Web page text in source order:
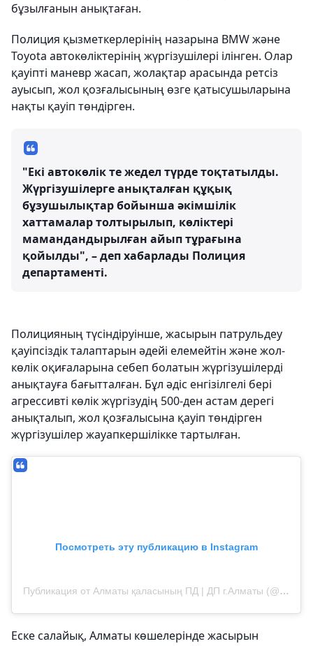
бұзылғанын анықтаған.
Полиция қызметкерлерінің назарына BMW және
Toyota автокөліктерінің жүргізушілері ілінген. Олар
қауіпті маневр жасап, жолақтар арасында ретсіз
ауысып, жол қозғалысының өзге қатысушыларына
нақты қауіп төндірген.
"Екі автокөлік те жедел түрде тоқтатылды.
Жүргізушілерге анықталған құқық
бұзушылықтар бойынша әкімшілік
хаттамалар толтырылып, көліктері
мамандандырылған айып тұрағына
қойылды", – деп хабарлады Полиция
департаменті.
Полицияның түсіндіруінше, жасырын патрульдеу
қауіпсіздік талаптарын әдейі елемейтін және жол-
көлік оқиғаларына себеп болатын жүргізушілерді
анықтауға бағытталған. Бұл әдіс енгізілгелі бері
агрессивті көлік жүргізудің 500-ден астам дерегі
анықталып, жол қозғалысына қауіп төндірген
жүргізушілер жауапкершілікке тартылған.
Посмотреть эту публикацию в Instagram
Публикация от Алматы қаласының ПД | ДП г.Алматы (@almaty.police)
Еске салайық, Алматы көшелерінде жасырын